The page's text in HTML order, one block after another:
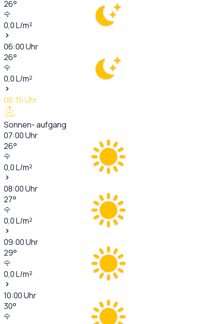
26°
0,0L/m²
06:00Uhr
26°
0,0L/m²
06:15Uhr
Sonnen- aufgang
07:00Uhr
26°
0,0L/m²
08:00Uhr
27°
0,0L/m²
09:00Uhr
29°
0,0L/m²
10:00Uhr
30°